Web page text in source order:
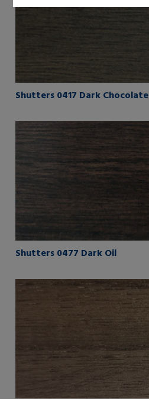
Shutters 0417 Dark Chocolate
Shutters 0477 Dark Oil